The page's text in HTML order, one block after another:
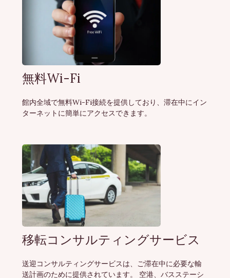
無料Wi-Fi
館内全域で無料Wi-Fi接続を提供しており、滞在中にイン
ターネットに簡単にアクセスできます。
移転コンサルティングサービス
送迎コンサルティングサービスは、ご滞在中に必要な輸
送計画のために提供されています。 空港、バスステーシ